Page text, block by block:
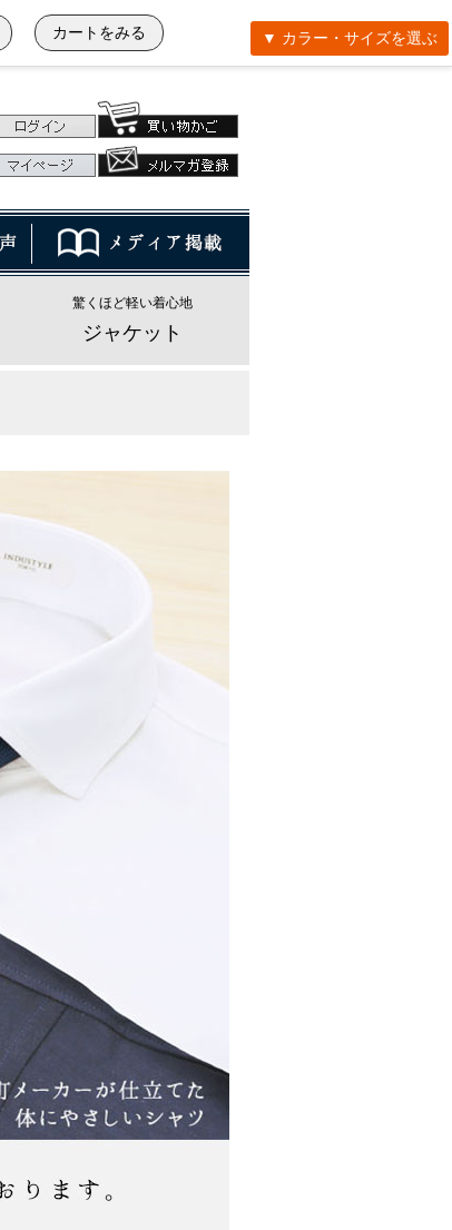
驚くほど軽い着心地
ジャケット
カートをみる ▼ カラー・サイズを選ぶ